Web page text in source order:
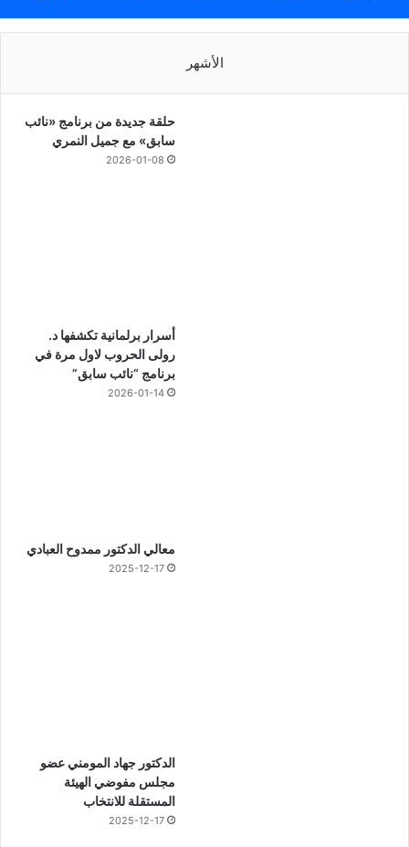
الأشهر
حلقة جديدة من برنامج «نائب
سابق» مع جميل النمري
2026-01-08
أسرار برلمانية تكشفها د.
رولى الحروب لاول مرة في
برنامج “نائب سابق”
2026-01-14
معالي الدكتور ممدوح العبادي
2025-12-17
الدكتور جهاد المومني عضو
مجلس مفوضي الهيئة
المستقلة للانتخاب
2025-12-17